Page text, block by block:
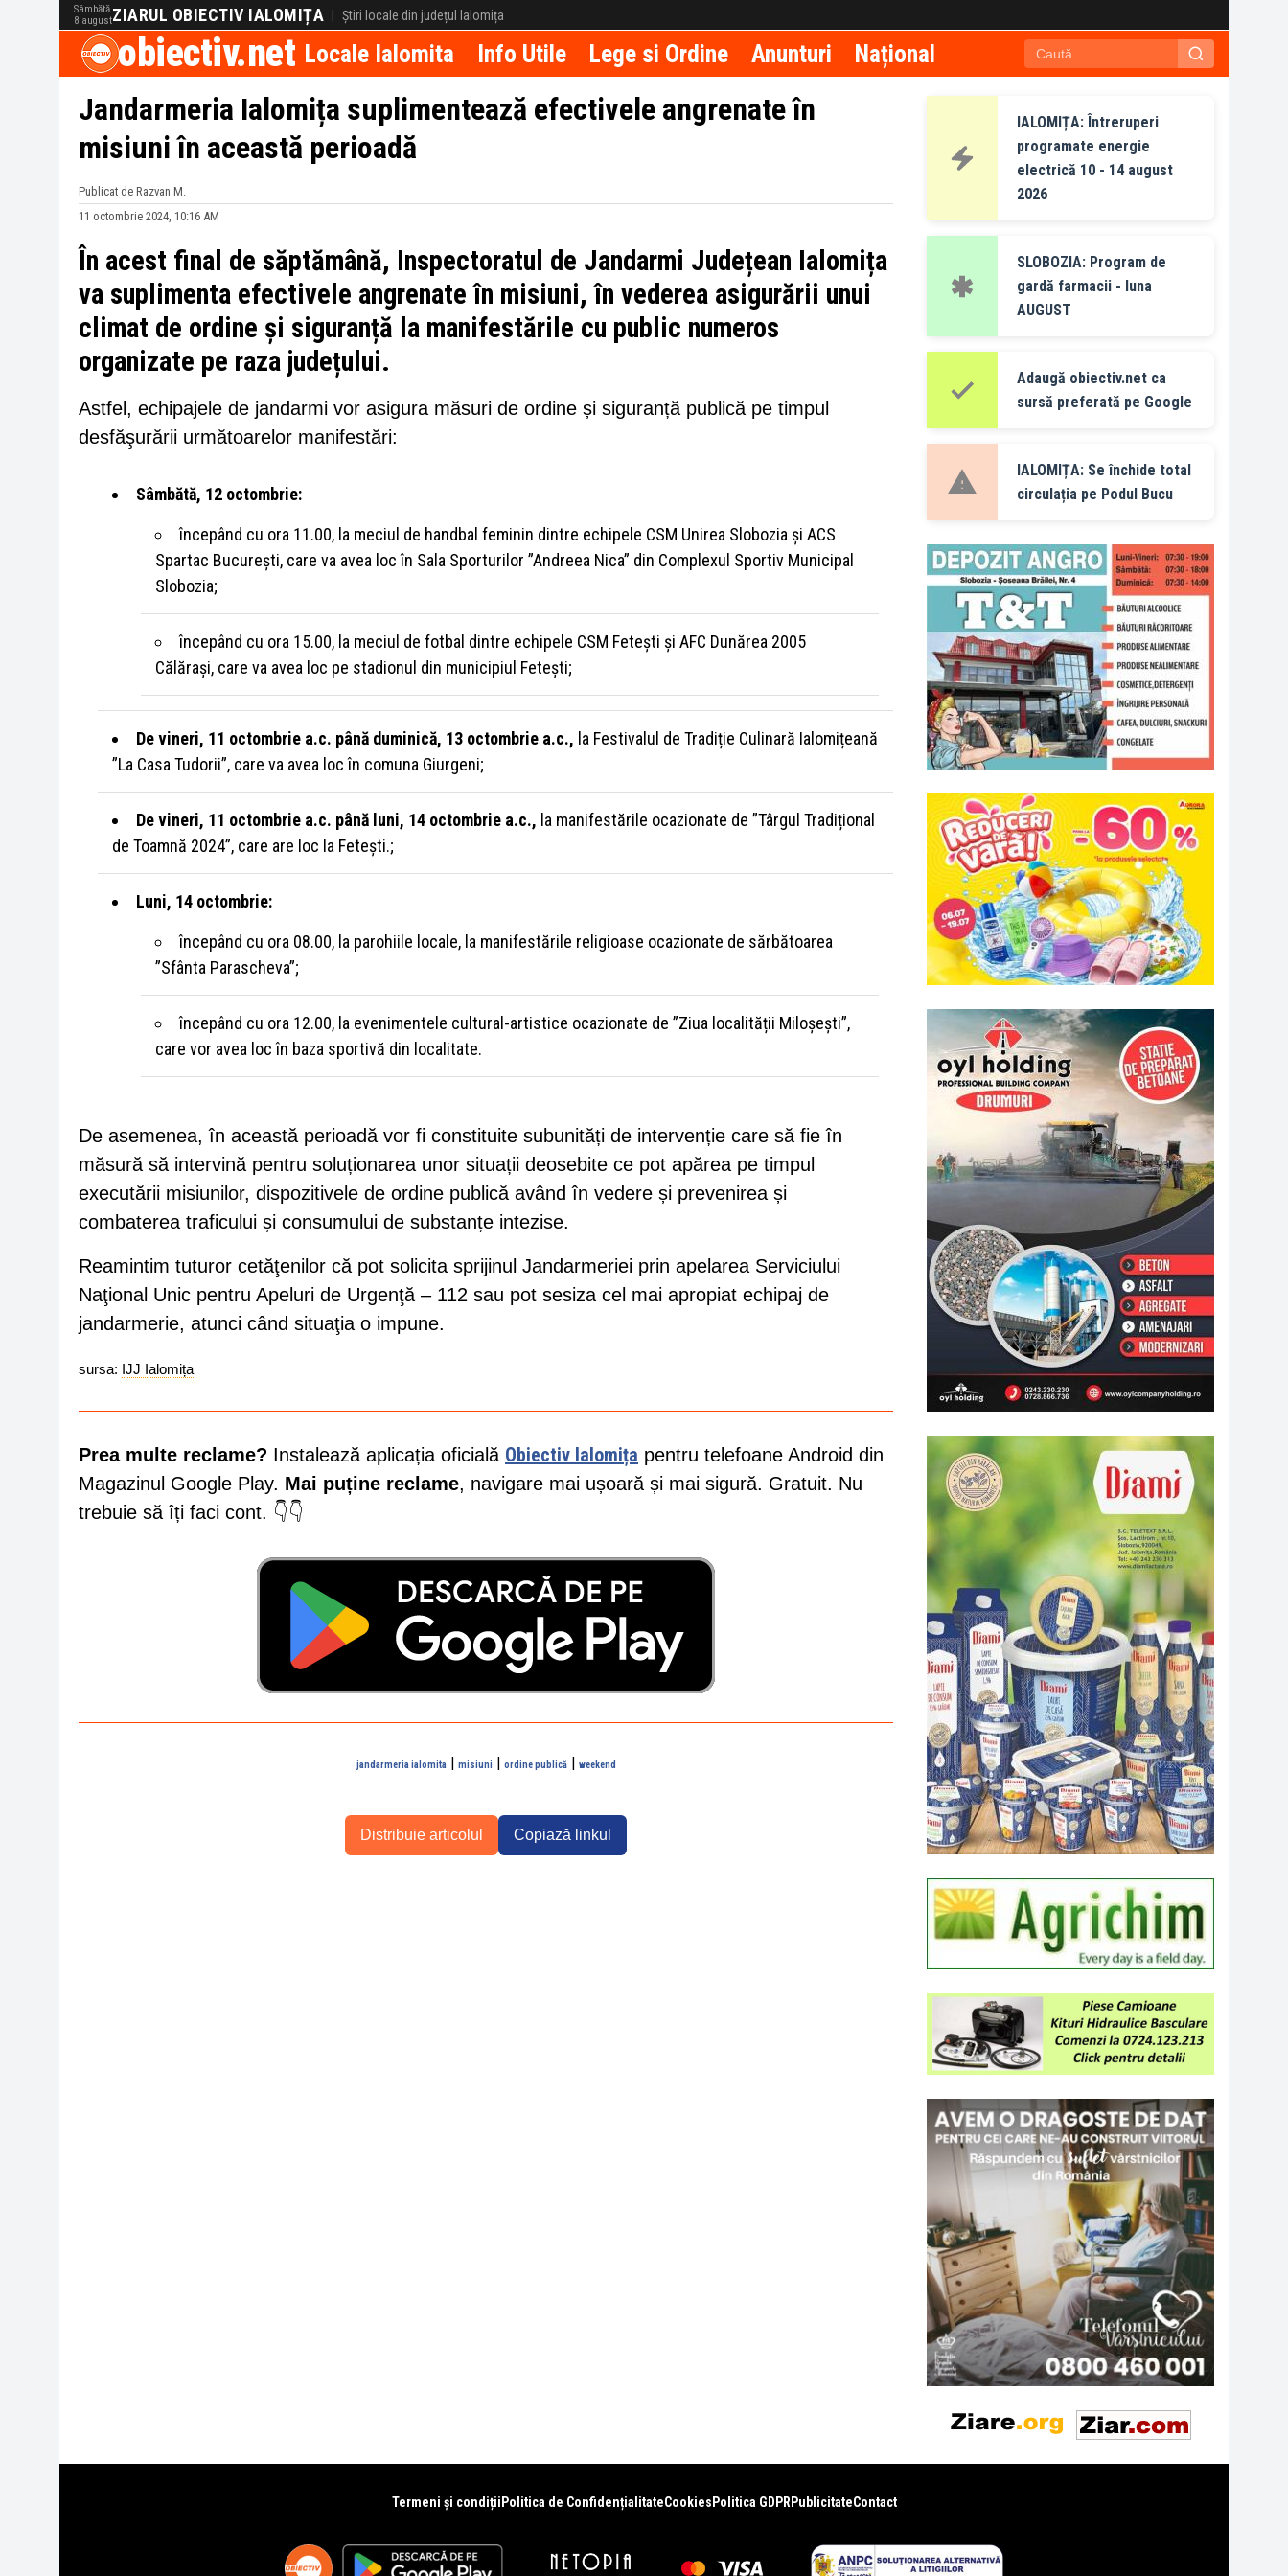
Sâmbătă
8 augustZIARUL OBIECTIV IALOMIȚA | Știri locale din județul Ialomița
obiectiv.net Locale Ialomita Info Utile Lege si Ordine Anunturi Național
Jandarmeria Ialomița suplimentează efectivele angrenate în
misiuni în această perioadă
Publicat de Razvan M.
11 octombrie 2024, 10:16 AM
În acest final de săptămână, Inspectoratul de Jandarmi Județean Ialomița
va suplimenta efectivele angrenate în misiuni, în vederea asigurării unui
climat de ordine și siguranță la manifestările cu public numeros
organizate pe raza județului.
Astfel, echipajele de jandarmi vor asigura măsuri de ordine și siguranță publică pe timpul
desfăşurării următoarelor manifestări:
Sâmbătă, 12 octombrie:
începând cu ora 11.00, la meciul de handbal feminin dintre echipele CSM Unirea Slobozia și ACS
Spartac București, care va avea loc în Sala Sporturilor ”Andreea Nica” din Complexul Sportiv Municipal
Slobozia;
începând cu ora 15.00, la meciul de fotbal dintre echipele CSM Fetești și AFC Dunărea 2005
Călărași, care va avea loc pe stadionul din municipiul Fetești;
De vineri, 11 octombrie a.c. până duminică, 13 octombrie a.c., la Festivalul de Tradiție Culinară Ialomițeană
”La Casa Tudorii”, care va avea loc în comuna Giurgeni;
De vineri, 11 octombrie a.c. până luni, 14 octombrie a.c., la manifestările ocazionate de ”Târgul Tradițional
de Toamnă 2024”, care are loc la Fetești.;
Luni, 14 octombrie:
începând cu ora 08.00, la parohiile locale, la manifestările religioase ocazionate de sărbătoarea
”Sfânta Parascheva”;
începând cu ora 12.00, la evenimentele cultural-artistice ocazionate de ”Ziua localității Miloșești”,
care vor avea loc în baza sportivă din localitate.
De asemenea, în această perioadă vor fi constituite subunități de intervenție care să fie în
măsură să intervină pentru soluționarea unor situații deosebite ce pot apărea pe timpul
executării misiunilor, dispozitivele de ordine publică având în vedere și prevenirea și
combaterea traficului și consumului de substanțe intezise.
Reamintim tuturor cetăţenilor că pot solicita sprijinul Jandarmeriei prin apelarea Serviciului
Naţional Unic pentru Apeluri de Urgenţă – 112 sau pot sesiza cel mai apropiat echipaj de
jandarmerie, atunci când situaţia o impune.
sursa: IJJ Ialomița
Prea multe reclame? Instalează aplicația oficială Obiectiv Ialomița pentru telefoane Android din
Magazinul Google Play. Mai puține reclame, navigare mai ușoară și mai sigură. Gratuit. Nu
trebuie să îți faci cont. 👇👇
jandarmeria ialomita| misiuni | ordine publică| weekend
Distribuie articolul Copiază linkul
IALOMIȚA: Întreruperi
programate energie
electrică 10 - 14 august
2026
SLOBOZIA: Program de
gardă farmacii - luna
AUGUST
Adaugă obiectiv.net ca
sursă preferată pe Google
IALOMIȚA: Se închide total
circulația pe Podul Bucu
Termeni și condiții Politica de ConfidențialitateCookies Politica GDPR PublicitateContact